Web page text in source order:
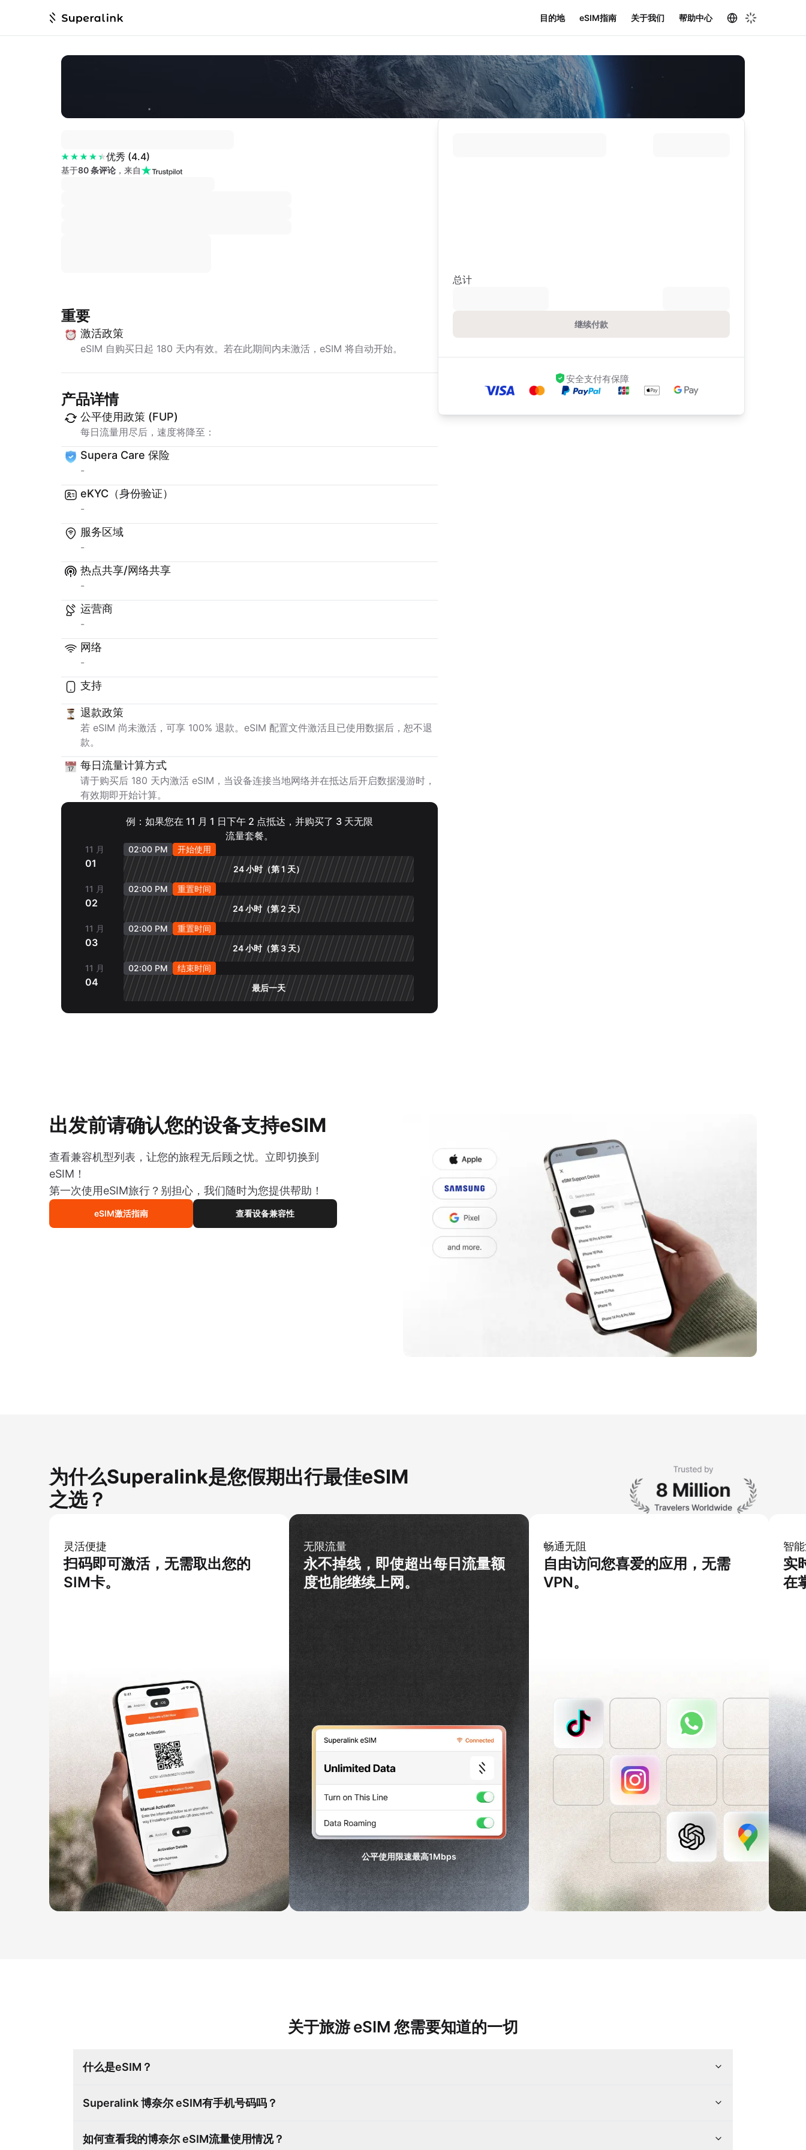
目的地 eSIM指南 关于我们 帮助中心
优秀 (4.4)
基于80 条评论 ，来自
重要
激活政策
eSIM 自购买日起 180 天内有效。若在此期间内未激活，eSIM 将自动开始。
产品详情
公平使用政策 (FUP)
每日流量用尽后，速度将降至：
Supera Care 保险
-
eKYC（身份验证）
-
服务区域
-
热点共享/网络共享
-
运营商
-
网络
-
支持
退款政策
若 eSIM 尚未激活，可享 100% 退款。eSIM 配置文件激活且已使用数据后，恕不退
款。
每日流量计算方式
请于购买后 180 天内激活 eSIM，当设备连接当地网络并在抵达后开启数据漫游时，
有效期即开始计算。
例：如果您在 11 月 1 日下午 2 点抵达，并购买了 3 天无限
流量套餐。
11 月
01
02:00 PM
开始使用
24 小时（第 1 天）
11 月
02
02:00 PM
重置时间
24 小时（第 2 天）
11 月
03
02:00 PM
重置时间
24 小时（第 3 天）
11 月
04
02:00 PM
结束时间
最后一天
总计
继续付款
安全支付有保障
出发前请确认您的设备支持eSIM
查看兼容机型列表，让您的旅程无后顾之忧。立即切换到
eSIM！
第一次使用eSIM旅行？别担心，我们随时为您提供帮助！
eSIM激活指南 查看设备兼容性
为什么Superalink是您假期出行最佳eSIM
之选？
灵活便捷
扫码即可激活，无需取出您的
SIM卡。
无限流量
永不掉线，即使超出每日流量额
度也能继续上网。
公平使用限速最高1Mbps
畅通无阻
自由访问您喜爱的应用，无需
VPN。
智
实
在
关于旅游 eSIM 您需要知道的一切
什么是eSIM？
Superalink 博奈尔 eSIM有手机号码吗？
如何查看我的博奈尔 eSIM流量使用情况？